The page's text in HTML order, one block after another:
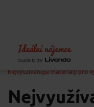
Home Blog
Péče o byt
Nejvyužívanější materiály pro